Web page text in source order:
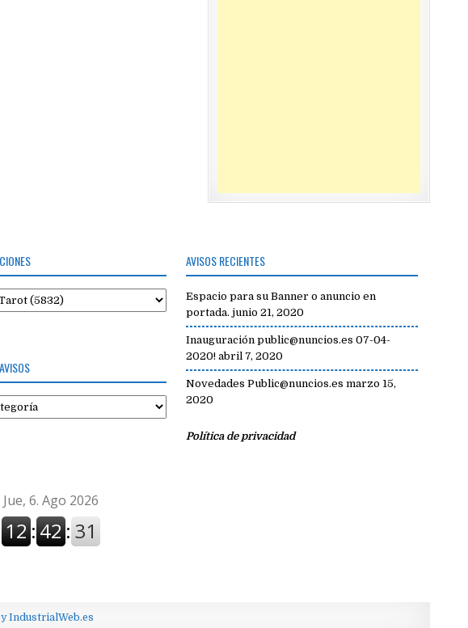
AVISOS RECIENTES
Espacio para su Banner o anuncio en
portada. junio 21, 2020
Inauguración public@nuncios.es 07-04-
2020! abril 7, 2020
Novedades Public@nuncios.es marzo 15,
2020
Política de privacidad
IndustrialWeb.es